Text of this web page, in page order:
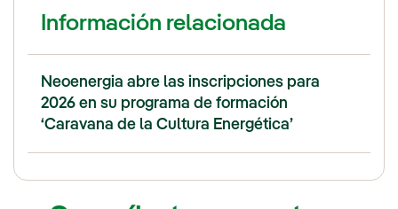
Información relacionada
Neoenergia abre las inscripciones para
2026 en su programa de formación
‘Caravana de la Cultura Energética’